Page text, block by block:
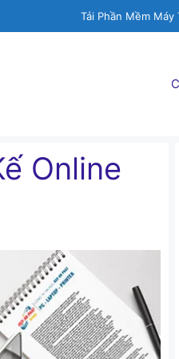
Tải Phần Mềm Máy
Online